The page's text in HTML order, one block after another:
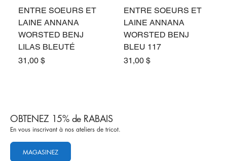
ENTRE SOEURS ET
LAINE ANNANA
WORSTED BENJ
LILAS BLEUTÉ
Prix
31,00 $
ENTRE SOEURS ET
LAINE ANNANA
WORSTED BENJ
BLEU 117
Prix
31,00 $
OBTENEZ 15% de RABAIS
En vous inscrivant à nos ateliers de tricot.
MAGASINEZ